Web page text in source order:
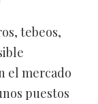
tebeos,
el mercado
puestos